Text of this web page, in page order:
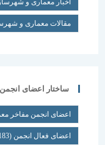
مقالات معماری و شهرسازی(167)
ساختار اعضای انجمن
اعضای انجمن مفاخر معماری
اعضای فعال انجمن(183)